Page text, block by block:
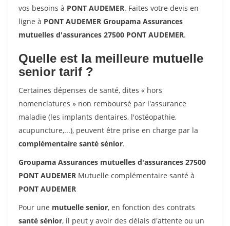
vos besoins à PONT AUDEMER. Faites votre devis en
ligne à PONT AUDEMER Groupama Assurances
mutuelles d'assurances 27500 PONT AUDEMER.
Quelle est la meilleure mutuelle
senior tarif ?
Certaines dépenses de santé, dites « hors
nomenclatures » non remboursé par l'assurance
maladie (les implants dentaires, l'ostéopathie,
acupuncture,...), peuvent être prise en charge par la
complémentaire santé sénior.
Groupama Assurances mutuelles d'assurances 27500
PONT AUDEMER Mutuelle complémentaire santé à
PONT AUDEMER
Pour une mutuelle senior, en fonction des contrats
santé sénior, il peut y avoir des délais d'attente ou un